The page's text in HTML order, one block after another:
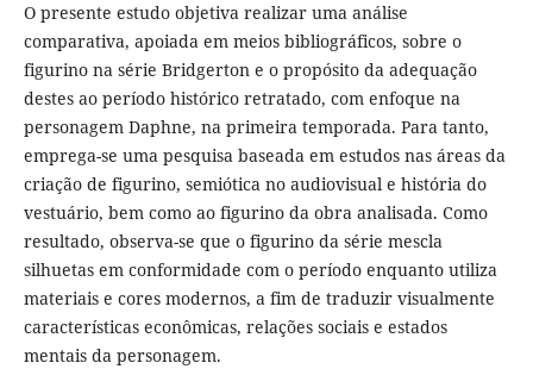
O presente estudo objetiva realizar uma análise
comparativa, apoiada em meios bibliográficos, sobre o
figurino na série Bridgerton e o propósito da adequação
destes ao período histórico retratado, com enfoque na
personagem Daphne, na primeira temporada. Para tanto,
emprega-se uma pesquisa baseada em estudos nas áreas da
criação de figurino, semiótica no audiovisual e história do
vestuário, bem como ao figurino da obra analisada. Como
resultado, observa-se que o figurino da série mescla
silhuetas em conformidade com o período enquanto utiliza
materiais e cores modernos, a fim de traduzir visualmente
características econômicas, relações sociais e estados
mentais da personagem.